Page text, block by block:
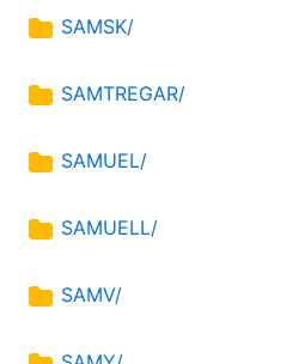
SAMSK/
SAMTREGAR/
SAMUEL/
SAMUELL/
SAMV/